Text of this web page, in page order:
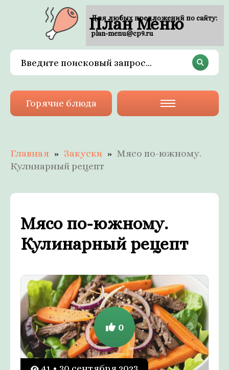
План Меню
Горячие блюда
Главная Закуски
Мясо по-южному.
Кулинарный рецепт
Мясо по-южному.
Кулинарный рецепт
0
Для любых предложений по сайту:
plan-menu@cp9.ru